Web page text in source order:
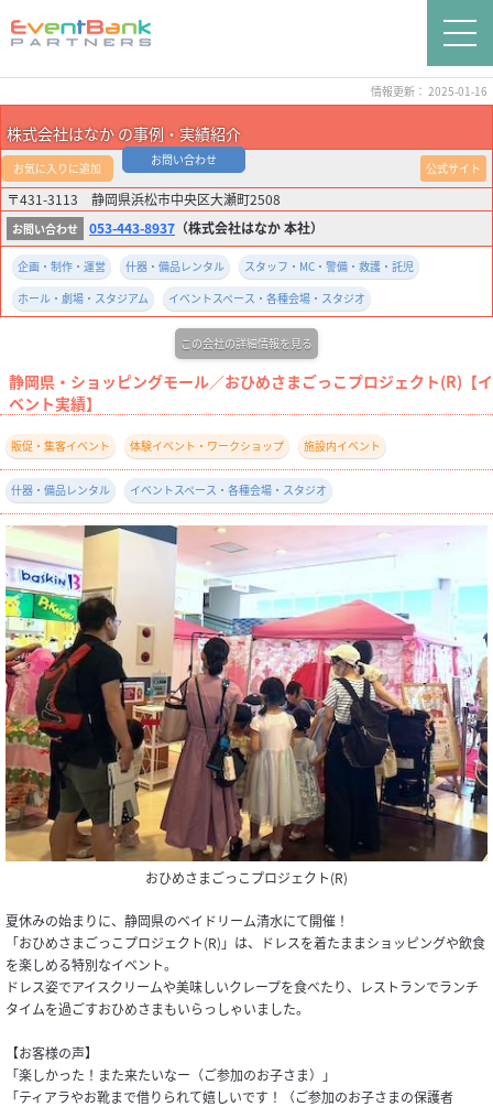
情報更新： 2025-01-16
株式会社はなか の事例・実績紹介
お気に入りに追加
〒431-3113 静岡県浜松市中央区大瀬町2508
053-443-8937 （株式会社はなか 本社）
公式サイト
お問い合わせ
企画・制作・運営 什器・備品レンタル
スタッフ・MC・警備・救護・託児
ホール・劇場・スタジアム
イベントスペース・各種会場・スタジオ
この会社の詳細情報を見る
静岡県・ショッピングモール／おひめさまごっこプロジェクト(R)【イ
ベント実績】
販促・集客イベント 体験イベント・ワークショップ 施設内イベント
什器・備品レンタル イベントスペース・各種会場・スタジオ
おひめさまごっこプロジェクト(R)
夏休みの始まりに、静岡県のベイドリーム清水にて開催！
「おひめさまごっこプロジェクト(R)」は、ドレスを着たままショッピングや飲食
を楽しめる特別なイベント。
ドレス姿でアイスクリームや美味しいクレープを食べたり、レストランでランチ
タイムを過ごすおひめさまもいらっしゃいました。
【お客様の声】
「楽しかった！また来たいなー（ご参加のお子さま）」
「ティアラやお靴まで借りられて嬉しいです！（ご参加のお子さまの保護者